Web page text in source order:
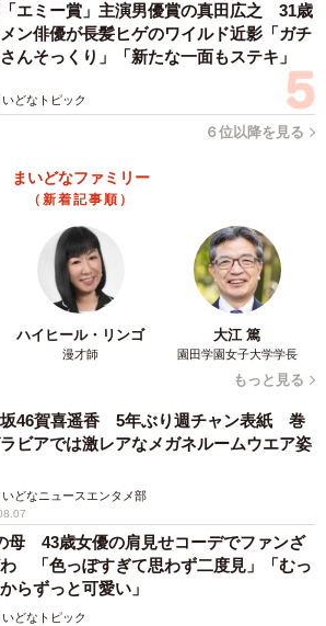
エミー賞」主演男優賞の真田広之 31歳
ン俳優が長髪ヒゲのワイルド近影「ガチ
んそっくり」「新たな一面もステキ」
いどなトピック
６位以降を見る
まいどなファミリー
（新着記事順）
ハイヒール・リンゴ
漫才師
大江 篤
園田学園女子大学学長
もっと見る
坂46賀喜遥香 5年ぶり週チャン表紙 巻
ビアでは激レアなメガネルームウエア姿
いどなニュースエンタメ部
母 43歳女優の肩見せコーデでファンざ
「色っぽすぎて思わず二度見」「むっ
らずっと可愛い」
いどなトピック